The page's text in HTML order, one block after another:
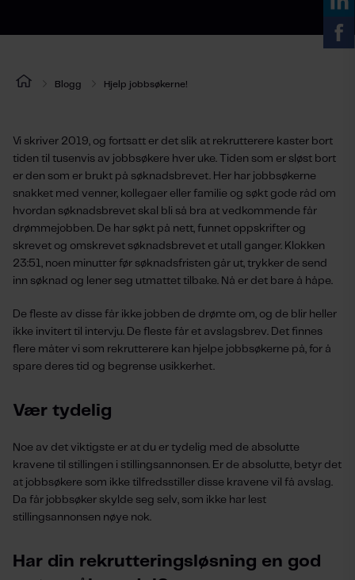
Blogg Hjelp jobbsøkerne!
Vi skriver 2019, og fortsatt er det slik at rekrutterere kaster bort
tiden til tusenvis av jobbsøkere hver uke. Tiden som er sløst bort
er den som er brukt på søknadsbrevet. Her har jobbsøkerne
snakket med venner, kollegaer eller familie og søkt gode råd om
hvordan søknadsbrevet skal bli så bra at vedkommende får
drømmejobben. De har søkt på nett, funnet oppskrifter og
skrevet og omskrevet søknadsbrevet et utall ganger. Klokken
23:51, noen minutter før søknadsfristen går ut, trykker de send
inn søknad og lener seg utmattet tilbake. Nå er det bare å håpe.
De fleste av disse får ikke jobben de drømte om, og de blir heller
ikke invitert til intervju. De fleste får et avslagsbrev. Det finnes
flere måter vi som rekrutterere kan hjelpe jobbsøkerne på, for å
spare deres tid og begrense usikkerhet.
Vær tydelig
Noe av det viktigste er at du er tydelig med de absolutte
kravene til stillingen i stillingsannonsen. Er de absolutte, betyr det
at jobbsøkere som ikke tilfredsstiller disse kravene vil få avslag.
Da får jobbsøker skylde seg selv, som ikke har lest
stillingsannonsen nøye nok.
Har din rekrutteringsløsning en god